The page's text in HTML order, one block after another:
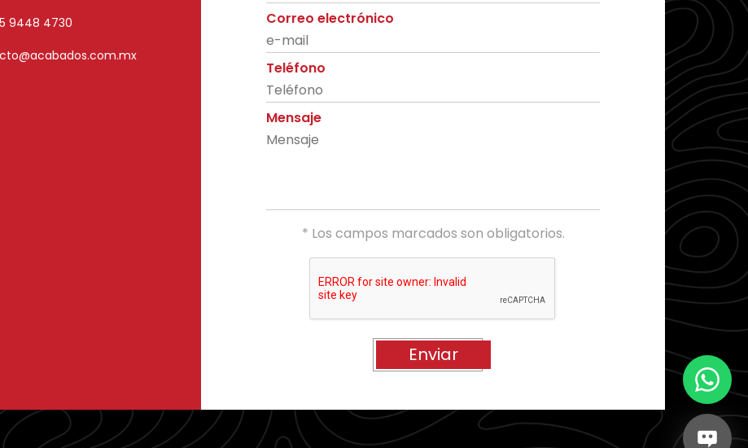
9448 4730
Correo electrónico
Teléfono
Mensaje
* Los campos marcados son obligatorios.
Enviar